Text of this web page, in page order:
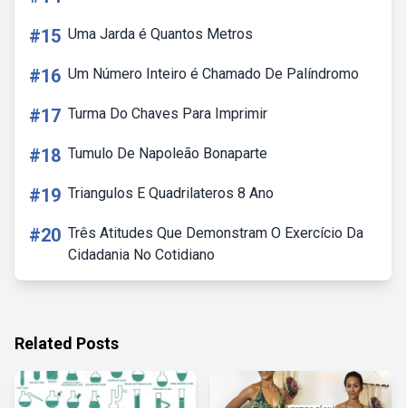
#15 Uma Jarda é Quantos Metros
#16 Um Número Inteiro é Chamado De Palíndromo
#17 Turma Do Chaves Para Imprimir
#18 Tumulo De Napoleão Bonaparte
#19 Triangulos E Quadrilateros 8 Ano
#20 Três Atitudes Que Demonstram O Exercício Da
Cidadania No Cotidiano
Related Posts